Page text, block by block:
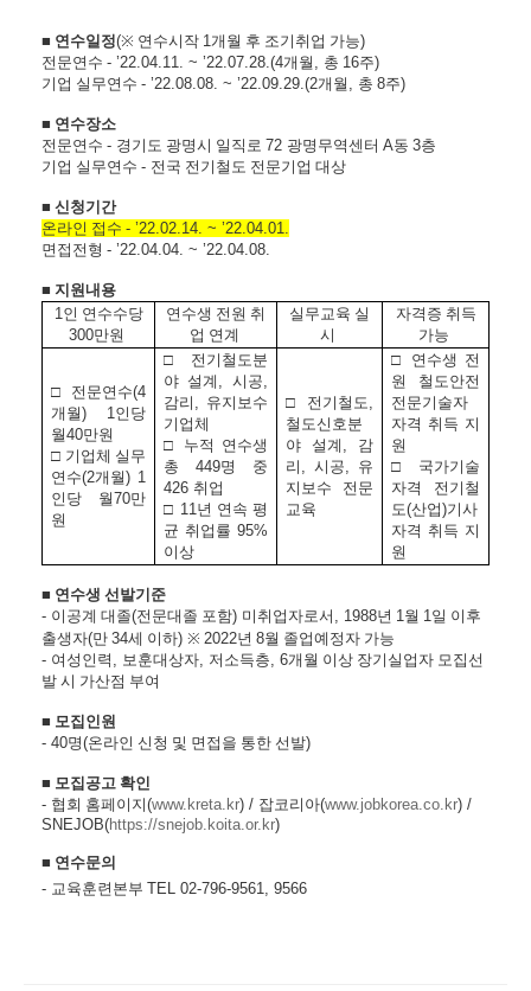
■ 연수일정(※ 연수시작 1개월 후 조기취업 가능)
전문연수 - ’22.04.11. ~ ’22.07.28.(4개월 , 총 16주)
기업 실무연수 - ’22.08.08. ~ ’22.09.29.(2개월 , 총 8주)
■ 연수장소
전문연수 - 경기도 광명시 일직로 72 광명무역센터 A동 3층
기업 실무연수 - 전국 전기철도 전문기업 대상
■ 신청기간
온라인 접수 - ’22.02.14. ~ ’22.04.01.
면접전형 - ’22.04.04. ~ ’22.04.08.
■ 지원내용
1인 연수수당
300만원
연수생 전원 취
업 연계
실무교육 실
시
자격증 취득
가능
□ 전문연수(4
개월) 1인당
월40만원
□ 기업체 실무
연수(2개월) 1
인당
월70만
원
□
전기철도분
야 설계 ,시공,
감리 , 유지보수
기업체
□
누적 연수생
총
449명
중
426 취업
□ 11년 연속 평
균 취업률 95%
이상
□ 전기철도,
철도신호분
야
설계 , 감
리 , 시공, 유
지보수
전문
교육
□ 연수생 전
원
철도안전
전문기술자
자격 취득 지
원
□
국가기술
자격
전기철
도(산업)기사
자격 취득 지
원
■ 연수생 선발기준
- 이공계 대졸(전문대졸 포함) 미취업자로서 , 1988년 1월 1일 이후
출생자(만 34세 이하) ※ 2022년 8월 졸업예정자 가능
- 여성인력 , 보훈대상자, 저소득층, 6개월 이상 장기실업자 모집선
발 시 가산점 부여
■ 모집인원
- 40명(온라인 신청 및 면접을 통한 선발)
■ 모집공고 확인
- 협회 홈페이지(www.kreta.kr) / 잡코리아(www.jobkorea.co.kr) /
SNEJOB(https://snejob.koita.or.kr)
■ 연수문의
- 교육훈련본부 TEL 02-796-9561, 9566